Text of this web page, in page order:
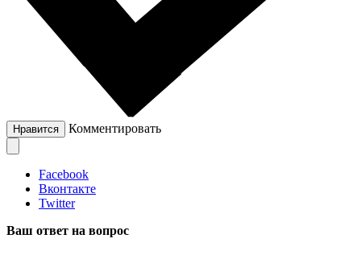
Нравится Комментировать
Facebook
Вконтакте
Twitter
Ваш ответ на вопрос